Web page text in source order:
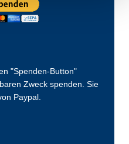
"Spenden-Button"
Zweck spenden. Sie
Paypal.